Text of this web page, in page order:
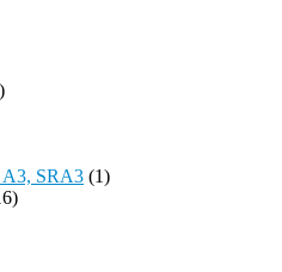
SRA3 (1)